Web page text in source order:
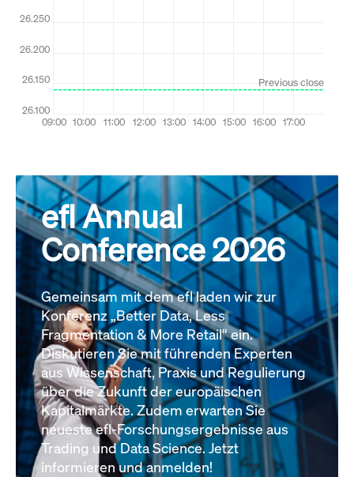
efl Annual
Conference 2026
Gemeinsam mit dem efl laden wir zur
Konferenz „Better Data, Less
Fragmentation & More Retail“ ein.
Diskutieren Sie mit führenden Experten
aus Wissenschaft, Praxis und Regulierung
über die Zukunft der europäischen
Kapitalmärkte. Zudem erwarten Sie
neueste efl-Forschungsergebnisse aus
Trading und Data Science. Jetzt
informieren und anmelden!